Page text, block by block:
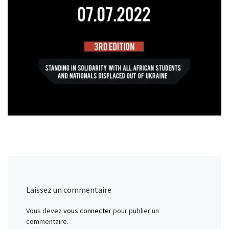
Laissez un commentaire
Vous devezvous connecterpour publier un
commentaire.